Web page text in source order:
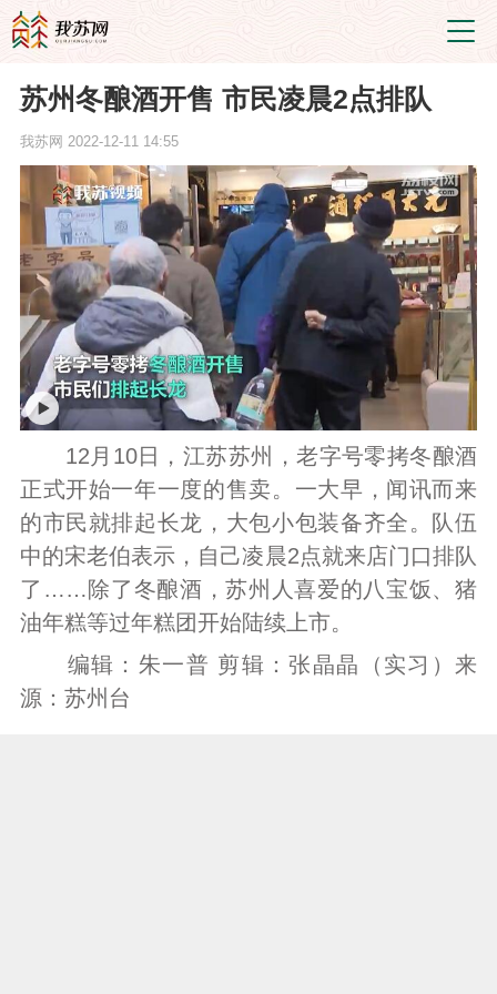
苏州冬酿酒开售 市民凌晨2点排队
我苏网 2022-12-11 14:55
12月10日，江苏苏州，老字号零拷冬酿酒
正式开始一年一度的售卖。一大早，闻讯而来
的市民就排起长龙，大包小包装备齐全。队伍
中的宋老伯表示，自己凌晨2点就来店门口排队
了……除了冬酿酒，苏州人喜爱的八宝饭、猪
油年糕等过年糕团开始陆续上市。
编辑：朱一普 剪辑：张晶晶（实习）来
源：苏州台